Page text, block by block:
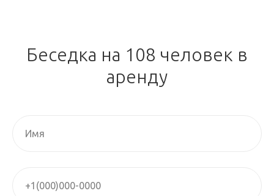
Беседка на 108 человек в
аренду